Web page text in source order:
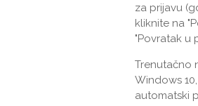
za prijavu
kliknite na
"Povratak u
Trenutačno
Windows
automatski